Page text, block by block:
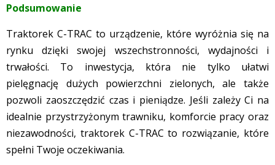
Podsumowanie
Traktorek C-TRAC to urządzenie, które wyróżnia się na
rynku dzięki swojej wszechstronności, wydajności i
trwałości. To inwestycja, która nie tylko ułatwi
pielęgnację dużych powierzchni zielonych, ale także
pozwoli zaoszczędzić czas i pieniądze. Jeśli zależy Ci na
idealnie przystrzyżonym trawniku, komforcie pracy oraz
niezawodności, traktorek C-TRAC to rozwiązanie, które
spełni Twoje oczekiwania.